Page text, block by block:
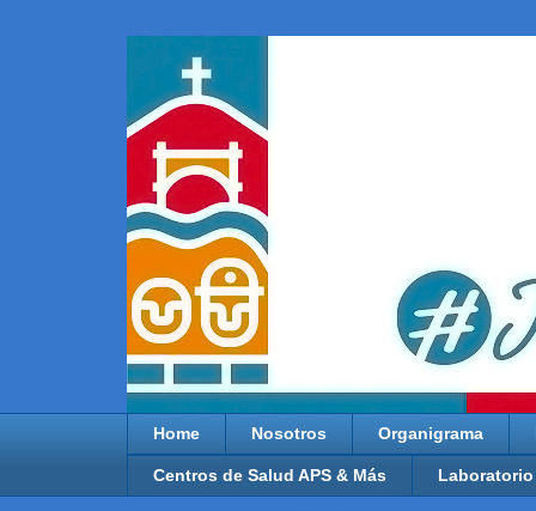
Home Nosotros Organigrama
Centros de Salud APS & Más Laboratorio